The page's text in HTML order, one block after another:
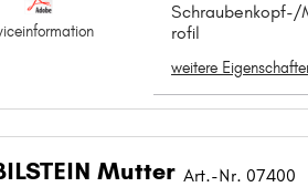
Schraubenkopf-/
rofil
weitere
Mutter Art.-Nr. 07400